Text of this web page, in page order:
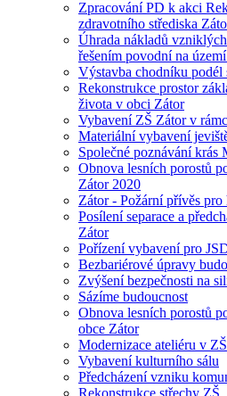
Zpracování PD k akci
zdravotního střediska
Úhrada nákladů
řešením povodní na
Výstavba chodníku podél
Rekonstrukce prostor
života v obci Zátor
Vybavení ZŠ Zátor v
Materiální vybavení
Společné poznávání krás
Obnova lesních porostů
Zátor 2020
Zátor - Požární přívěs pro
Posílení separace a
Zátor
Pořízení vybavení pro
Bezbariérové úpravy
Zvýšení bezpečnosti na
Sázíme budoucnost
Obnova lesních porostů
obce Zátor
Modernizace ateliéru v
Vybavení kulturního sálu
Předcházení vzniku
Rekonstrukce střechy ZŠ